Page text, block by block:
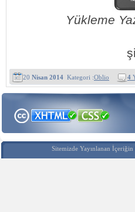
Yükleme
20 Nisan 2014 Kategori :Oblio 4
Sitemizde Yayınlanan İçeriğin